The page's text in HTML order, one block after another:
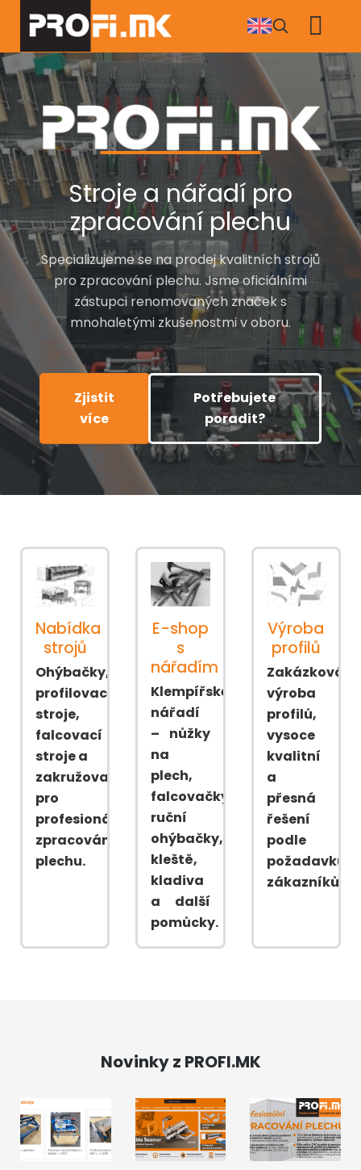
Přejít
hlavnímu
obsahu
Stroje a nářadí pro
zpracování plechu
Specializujeme se na prodej kvalitních strojů
pro zpracování plechu. Jsme oficiálními
zástupci renomovaných značek s
mnohaletými zkušenostmi v oboru.
Zjistit
více
Potřebujete
poradit?
Nabídka
strojů
Ohýbačky,
profilovací
stroje,
falcovací
stroje a
zakružovačky
pro
profesionální
zpracování
plechu.
E-shop
s
nářadím
Klempířské
nářadí
– nůžky
na
plech,
falcovačky,
ruční
ohýbačky,
kleště,
kladiva
a další
pomůcky.
Výroba
profilů
Zakázková
výroba
profilů,
vysoce
kvalitní
a
přesná
řešení
podle
požadavků
zákazníků.
Novinky z PROFI.MK